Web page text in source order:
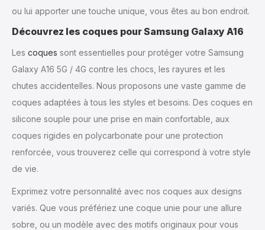
ou lui apporter une touche unique, vous êtes au bon endroit.
Découvrez les coques pour Samsung Galaxy A16
Les coques sont essentielles pour protéger votre Samsung
Galaxy A16 5G / 4G contre les chocs, les rayures et les
chutes accidentelles. Nous proposons une vaste gamme de
coques adaptées à tous les styles et besoins. Des coques en
silicone souple pour une prise en main confortable, aux
coques rigides en polycarbonate pour une protection
renforcée, vous trouverez celle qui correspond à votre style
de vie.
Exprimez votre personnalité avec nos coques aux designs
variés. Que vous préfériez une coque unie pour une allure
sobre, ou un modèle avec des motifs originaux pour vous